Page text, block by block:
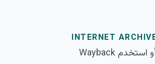
اذهب إلى archive.org أو استخدم Wayback